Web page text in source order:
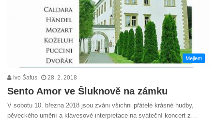
Mejlem
Ivo Šafus 28. 2. 2018
Sento Amor ve Šluknově na zámku
V sobotu 10. března 2018 jsou zváni všichni přátelé krásné hudby,
pěveckého umění a klávesové interpretace na sváteční koncert z…